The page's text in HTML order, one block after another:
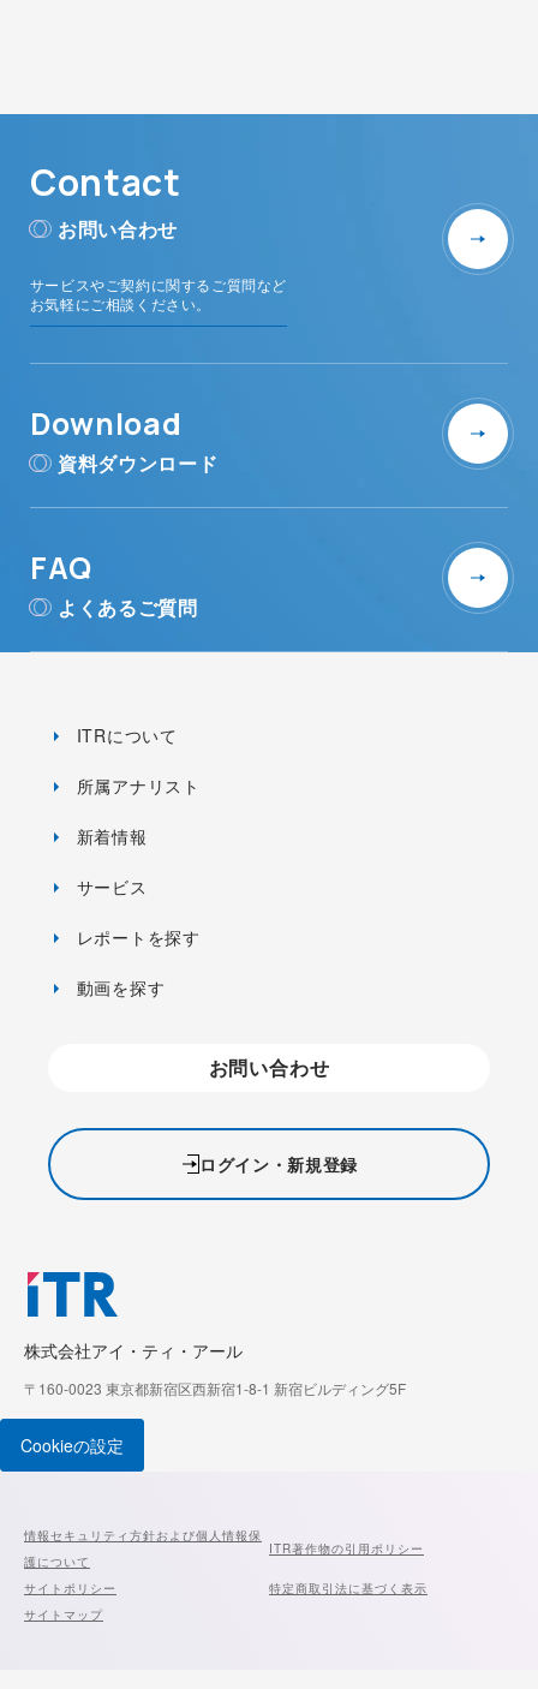
Contact
お問い合わせ
サービスやご契約に関するご質問など
お気軽にご相談ください。
Download
資料ダウンロード
FAQ
よくあるご質問
株式会社アイ・ティ・アール
〒160-0023 東京都新宿区西新宿1-8-1 新宿ビルディング5F
ITRについて
所属アナリスト
新着情報
サービス
レポートを探す
動画を探す
お問い合わせ
ログイン・新規登録
Cookieの設定
情報セキュリティ方針および個人情報保
護について
ITR著作物の引用ポリシー
サイトポリシー
特定商取引法に基づく表示
サイトマップ